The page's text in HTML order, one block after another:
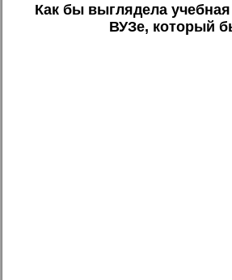
Как бы выглядела
ВУЗе, который